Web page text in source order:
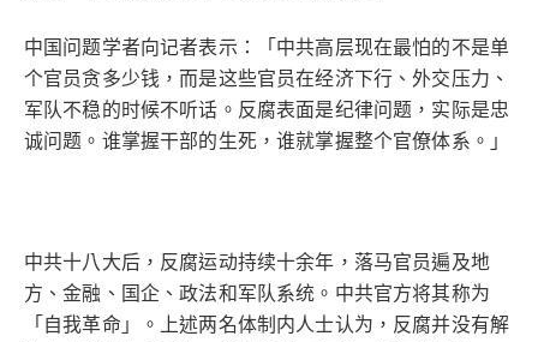
中国问题学者向记者表示：「中共高层现在最怕的不是单
个官员贪多少钱，而是这些官员在经济下行、外交压力、
军队不稳的时候不听话。反腐表面是纪律问题，实际是忠
诚问题。谁掌握干部的生死，谁就掌握整个官僚体系。」
中共十八大后，反腐运动持续十余年，落马官员遍及地
方、金融、国企、政法和军队系统。中共官方将其称为
「自我革命」。上述两名体制内人士认为，反腐并没有解